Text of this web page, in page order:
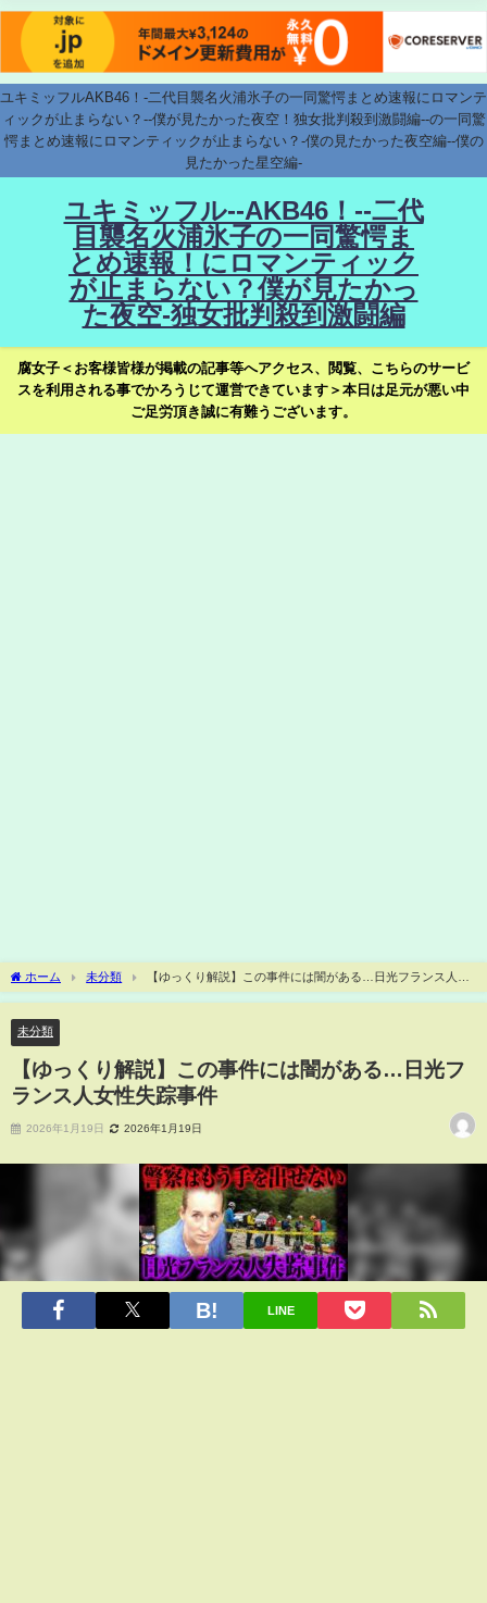
ユキミッフルAKB46！-二代目襲名火浦氷子の一同驚愕まとめ速報にロマンテ
ィックが止まらない？--僕が見たかった夜空！独女批判殺到激闘編--の一同驚
愕まとめ速報にロマンティックが止まらない？-僕の見たかった夜空編--僕の
見たかった星空編-
ユキミッフル--AKB46！--二代
目襲名火浦氷子の一同驚愕ま
とめ速報！にロマンティック
が止まらない？僕が見たかっ
た夜空-独女批判殺到激闘編
腐女子＜お客様皆様が掲載の記事等へアクセス、閲覧、こちらのサービ
スを利用される事でかろうじて運営できています＞本日は足元が悪い中
ご足労頂き誠に有難うございます。
ホーム 未分類
【ゆっくり解説】この事件には闇がある…日光フランス人女
性失踪事件
未分類
【ゆっくり解説】この事件には闇がある…日光フ
ランス人女性失踪事件
2026年1月19日 2026年1月19日
LINE